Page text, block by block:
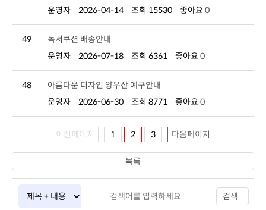
운영자
2026-04-14 조회 15530 좋아요 0
49
독서쿠션 배송안내
운영자
2026-07-18 조회 6361 좋아요 0
48
아름다운 디자인 양우산 예구안내
운영자
2026-06-30 조회 8771 좋아요 0
이전페이지 1 2 3 다음페이지
검색
목록